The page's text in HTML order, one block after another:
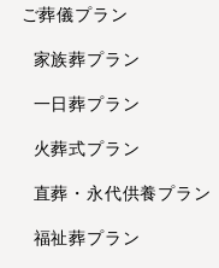
2024年7月
2024年6月
2024年2月
2024年1月
2023年12月
ご葬儀プラン
家族葬プラン
一日葬プラン
火葬式プラン
直葬・永代供養プラン
福祉葬プラン